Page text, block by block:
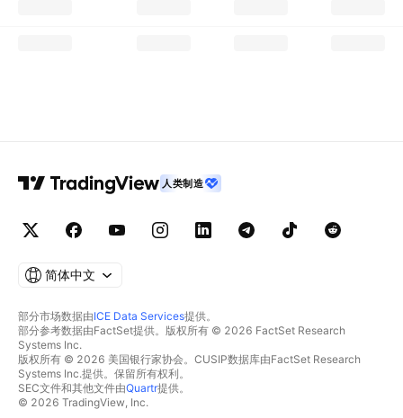
人类制造
简体中文
部分市场数据由ICE Data Services提供。
部分参考数据由FactSet提供。版权所有 © 2026 FactSet Research
Systems Inc.
版权所有 © 2026 美国银行家协会。CUSIP数据库由FactSet Research
Systems Inc.提供。保留所有权利。
SEC文件和其他文件由Quartr提供。
© 2026 TradingView, Inc.